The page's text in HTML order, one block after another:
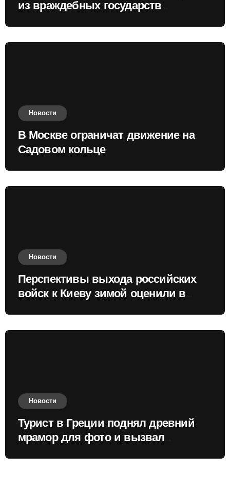
из враждебных государств
Новости
В Москве ограничат движение на
Садовом кольце
Новости
Перспективы выхода российских
войск к Киеву зимой оценили в
Новости
Турист в Греции поднял древний
мрамор для фото и вызвал